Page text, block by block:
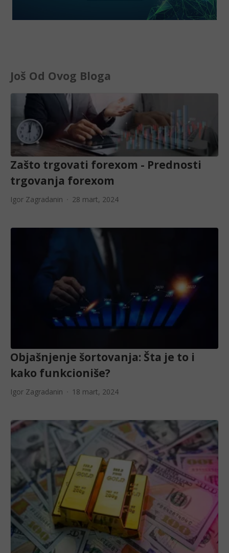
Još Od Ovog Bloga
Zašto trgovati forexom - Prednosti
trgovanja forexom
Igor Zagradanin 28 mart, 2024
Objašnjenje šortovanja: Šta je to i
kako funkcioniše?
Igor Zagradanin 18 mart, 2024